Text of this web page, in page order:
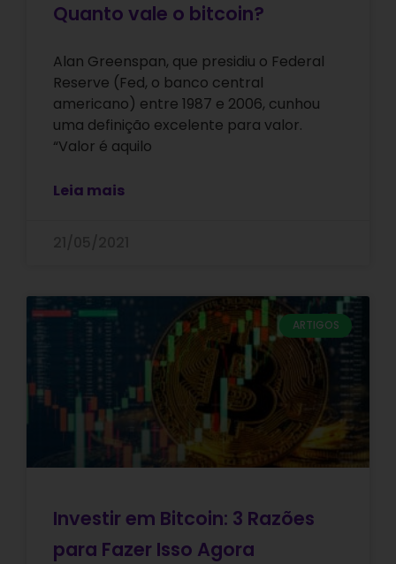
Quanto vale o bitcoin?
Alan Greenspan, que presidiu o Federal
Reserve (Fed, o banco central
americano) entre 1987 e 2006, cunhou
uma definição excelente para valor.
“Valor é aquilo
Leia mais
ARTIGOS
Investir em Bitcoin: 3 Razões
para Fazer Isso Agora